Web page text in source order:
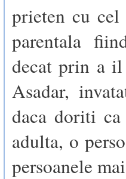
prieten cu cel
parentala
decat prin a
Asadar,
daca doriti ca
adulta, o
persoanele